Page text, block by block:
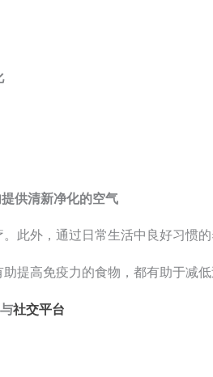
供清新净化的空气
此外，通过日常生活中良好习惯
提高免疫力的食物，都有助于减
与社交平台